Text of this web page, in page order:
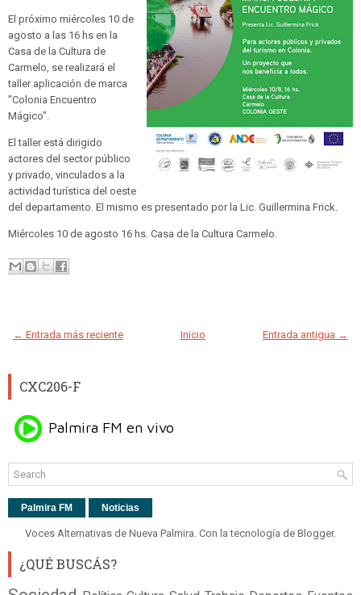
El próximo miércoles 10 de
agosto a las 16 hs en la
Casa de la Cultura de
Carmelo, se realizará el
taller aplicación de marca
"Colonia Encuentro
Mágico".
El taller está dirigido
actores del sector público
y privado, vinculados a la
actividad turística del oeste
del departamento. El mismo es presentado por la Lic. Guillermina Frick.
Miércoles 10 de agosto 16 hs. Casa de la Cultura Carmelo.
← Entrada más reciente Entrada antigua →
Inicio
CXC206-F
Palmira FM Noticias
Voces Alternativas de Nueva Palmira. Con la tecnología de Blogger.
¿QUÉ BUSCÁS?